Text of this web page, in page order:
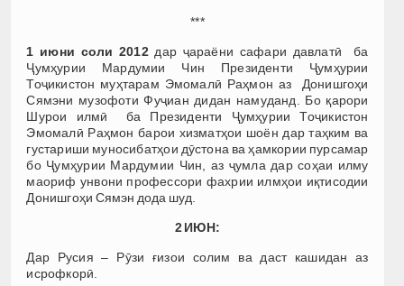
***
1 июни соли 2012 дар ҷараёни сафари давлатӣ ба
Ҷумҳурии Мардумии Чин Президенти Ҷумҳурии
Тоҷикистон муҳтарам Эмомалӣ Раҳмон аз Донишгоҳи
Сямэни музофоти Фуҷиан дидан намуданд. Бо қарори
Шурои илмӣ ба Президенти Ҷумҳурии Тоҷикистон
Эмомалӣ Раҳмон барои хизматҳои шоён дар таҳким ва
густариши муносибатҳои дӯстона ва ҳамкории пурсамар
бо Ҷумҳурии Мардумии Чин, аз ҷумла дар соҳаи илму
маориф унвони профессори фахрии илмҳои иқтисодии
Донишгоҳи Сямэн дода шуд.
2 ИЮН:
Дар Русия – Рӯзи ғизои солим ва даст кашидан аз
исрофкорӣ.